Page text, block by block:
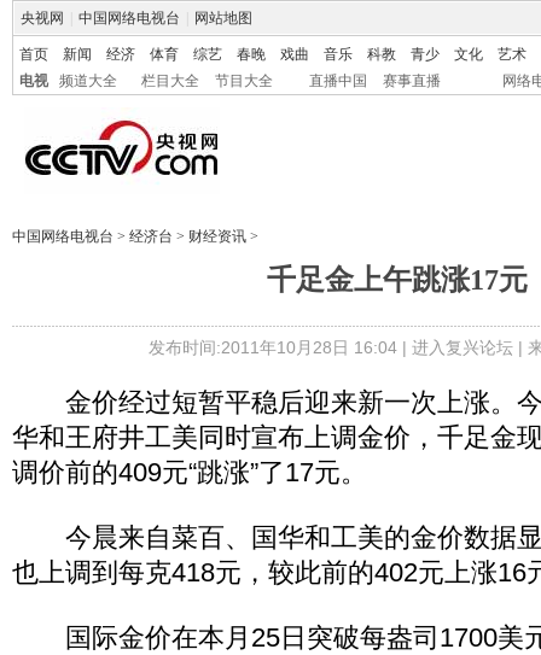
央视网 中国网络电视台 网站地图
首页 新闻 经济 体育 综艺 春晚 戏曲 音乐 科教 青少 文化
艺术
电视
频道大全 栏目大全 节目大全 直播中国 赛事直播 网络
中国网络电视台 > 经济台 > 财经资讯 >
千足金上午跳涨17元
发布时间:2011年10月28日 16:04 | 进入复兴论坛|
金价经过短暂平稳后迎来新一次上涨。
华和王府井工美同时宣布上调金价，千足金
调价前的409元“跳涨”了17元。
今晨来自菜百、国华和工美的金价数据
也上调到每克418元，较此前的402元上涨16
国际金价在本月25日突破每盎司1700美